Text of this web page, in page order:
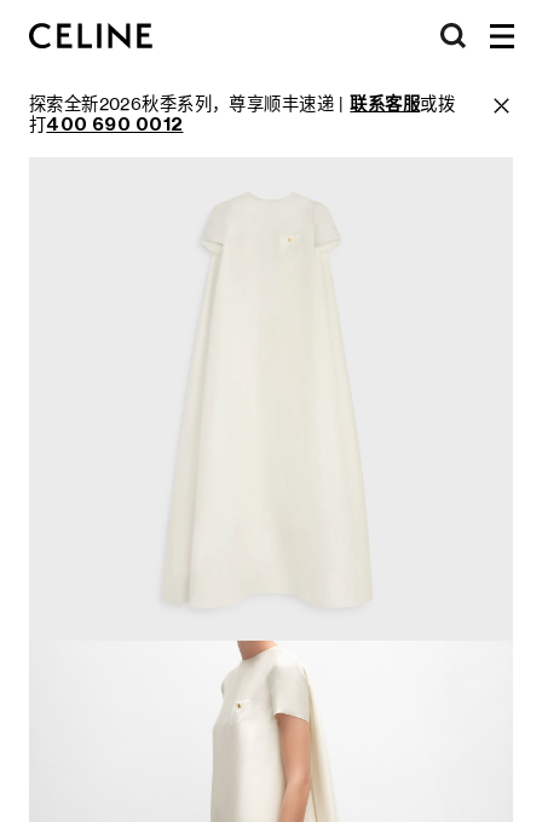
探索全新2026秋季系列，尊享顺丰速递 |联系客服或拨
打400 690 0012